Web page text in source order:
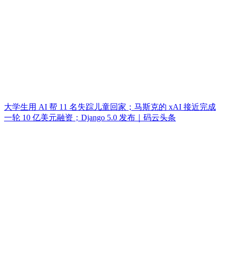
大学生用 AI 帮 11 名失踪儿童回家；马斯克的 xAI 接近完成
一轮 10 亿美元融资；Django 5.0 发布｜码云头条